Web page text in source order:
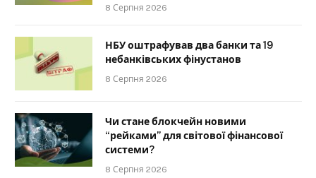
8 Серпня 2026
НБУ оштрафував два банки та 19
небанківських фінустанов
8 Серпня 2026
Чи стане блокчейн новими
“рейками” для світової фінансової
системи?
8 Серпня 2026